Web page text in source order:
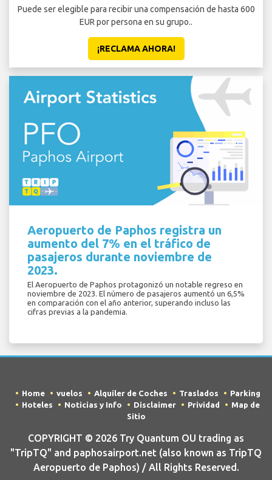
Puede ser elegible para recibir una compensación de hasta 600
EUR por persona en su grupo..
¡RECLAMA AHORA!
Aeropuerto de Paphos registra un
aumento del 7% en el tráfico de
pasajeros durante noviembre de
2023.
El Aeropuerto de Paphos protagonizó un notable regreso en
noviembre de 2023. El número de pasajeros aumentó un 6,5%
en comparación con el año anterior, superando incluso las
cifras previas a la pandemia.
Home vuelos Alquiler de Coches Traslados
Parking
Hoteles
Noticias y Info Disclaimer Prividad
Map de
Sitio
COPYRIGHT © 2026 Try Quantum OU trading as
"TripTQ" and paphosairport.net (also known as TripTQ
Aeropuerto de Paphos) / All Rights Reserved.